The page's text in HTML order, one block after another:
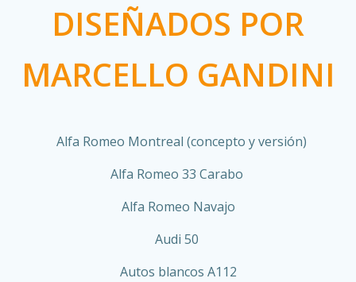
DISEÑADOS POR
MARCELLO GANDINI
Alfa Romeo Montreal (concepto y versión)
Alfa Romeo 33 Carabo
Alfa Romeo Navajo
Audi 50
Autos blancos A112